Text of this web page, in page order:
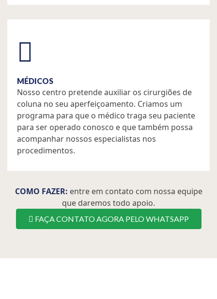
MÉDICOS
Nosso centro pretende auxiliar os cirurgiões de
coluna no seu aperfeiçoamento. Criamos um
programa para que o médico traga seu paciente
para ser operado conosco e que também possa
acompanhar nossos especialistas nos
procedimentos.
COMO FAZER: entre em contato com nossa equipe
que daremos todo apoio.
FAÇA CONTATO AGORA PELO WHATSAPP